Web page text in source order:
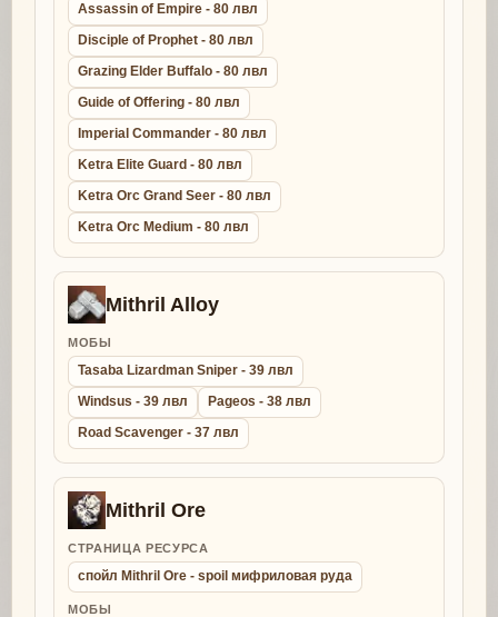
Assassin of Empire - 80 лвл
Disciple of Prophet - 80 лвл
Grazing Elder Buffalo - 80 лвл
Guide of Offering - 80 лвл
Imperial Commander - 80 лвл
Ketra Elite Guard - 80 лвл
Ketra Orc Grand Seer - 80 лвл
Ketra Orc Medium - 80 лвл
Mithril Alloy
МОБЫ
Tasaba Lizardman Sniper - 39 лвл
Windsus - 39 лвл
Pageos - 38 лвл
Road Scavenger - 37 лвл
Mithril Ore
СТРАНИЦА РЕСУРСА
спойл Mithril Ore - spoil мифриловая руда
МОБЫ